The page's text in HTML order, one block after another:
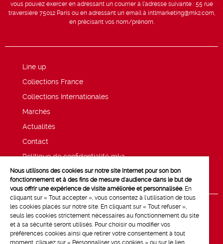
vous pouvez exercer en adressant un courrier à l’adresse suivante : 55 rue
traversière 75012 Paris ou en adressant un email à intlmarketing@mk2.com,
en précisant vos nom/prénom.
Line up
Collections France
Collections Internationales
Marchés
Actualités
Contact
Politique de confidentialité mk2
Mentions légales
Nous utilisons des cookies sur notre site Internet pour son bon
fonctionnement et à des fins de mesure d'audience dans le but de
vous offrir une expérience de visite améliorée et personnalisée. En
cliquant sur « Tout accepter », vous consentez à l'utilisation de tous
les cookies placés sur notre site. En cliquant sur « Tout refuser »,
seuls les cookies strictement nécessaires au fonctionnement du site
et à sa sécurité seront utilisés. Pour choisir ou modifier vos
préférences cookies ainsi que retirer votre consentement à tout
moment, cliquez sur « Personnaliser vos cookies » ou sur le lien